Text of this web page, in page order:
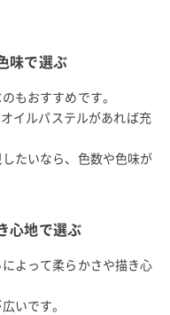
味で選ぶ
もおすすめです。
イルパステルがあれば充
たいなら、色数や色味が
心地で選ぶ
よって柔らかさや描き心
いです。